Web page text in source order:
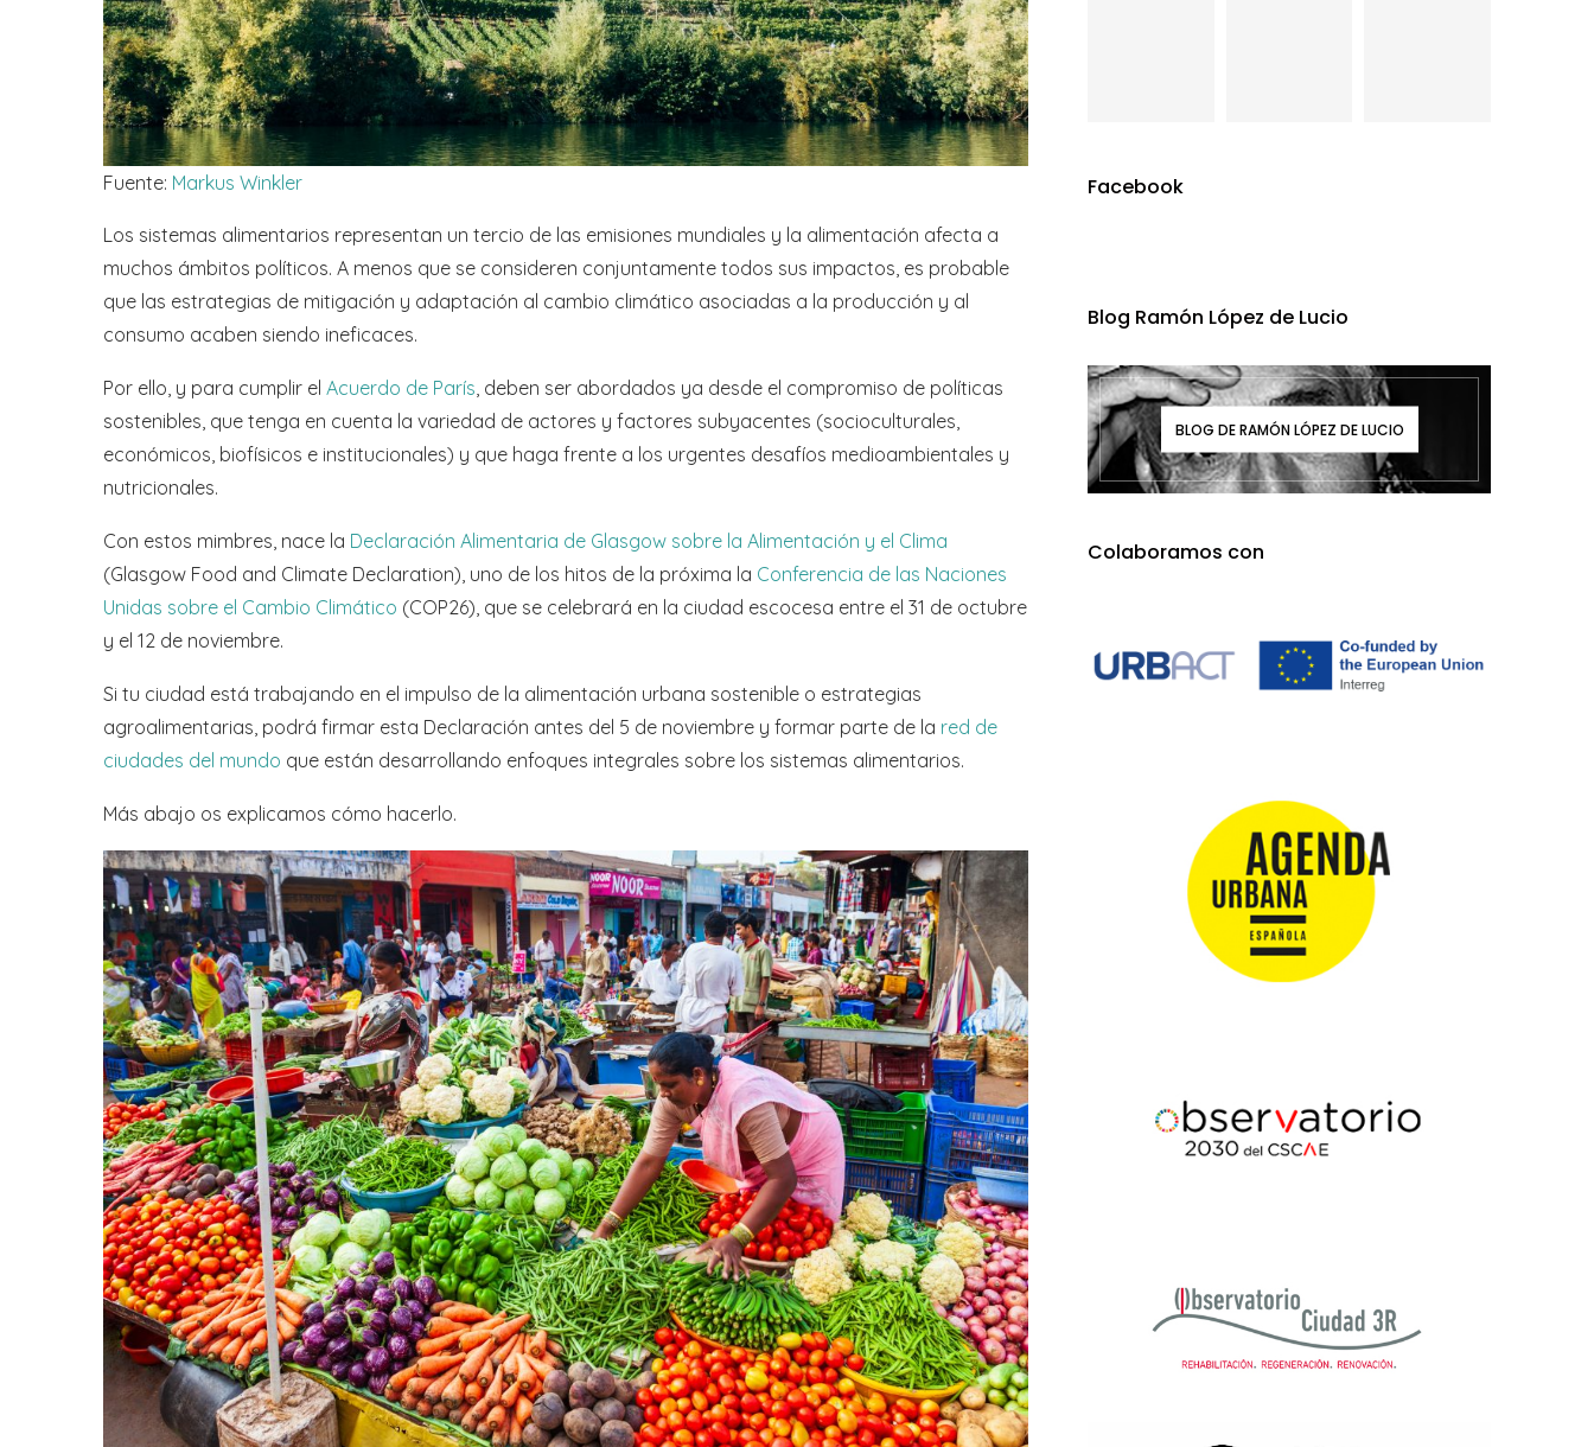
Fuente: Markus Winkler
Los sistemas alimentarios representan un tercio de las emisiones mundiales y la alimentación afecta a
muchos ámbitos políticos. A menos que se consideren conjuntamente todos sus impactos, es probable
que las estrategias de mitigación y adaptación al cambio climático asociadas a la producción y al
consumo acaben siendo ineficaces.
Por ello, y para cumplir el Acuerdo de París, deben ser abordados ya desde el compromiso de políticas
sostenibles, que tenga en cuenta la variedad de actores y factores subyacentes (socioculturales,
económicos, biofísicos e institucionales) y que haga frente a los urgentes desafíos medioambientales y
nutricionales.
Con estos mimbres, nace la Declaración Alimentaria de Glasgow sobre la ​Alimentación y el Clima
(Glasgow Food and Climate Declaration), uno de los hitos de la próxima la Conferencia de las Naciones
Unidas sobre el Cambio Climático (COP26), que se celebrará en la ciudad escocesa entre el 31 de octubre
y el 12 de noviembre.
Si tu ciudad está trabajando en el impulso de la alimentación urbana sostenible o estrategias
agroalimentarias, podrá firmar esta Declaración antes del 5 de noviembre y formar parte de la red de
ciudades del mundo que están desarrollando enfoques integrales sobre los sistemas alimentarios.
Más abajo os explicamos cómo hacerlo.
Facebook
Blog Ramón López de Lucio
BLOG DE RAMÓN LÓPEZ DE LUCIO
Colaboramos con